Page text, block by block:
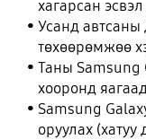
хагарсан
Усанд
төхөөрөмжөө
Таны Samsung
хооронд
Samsung
оруулах